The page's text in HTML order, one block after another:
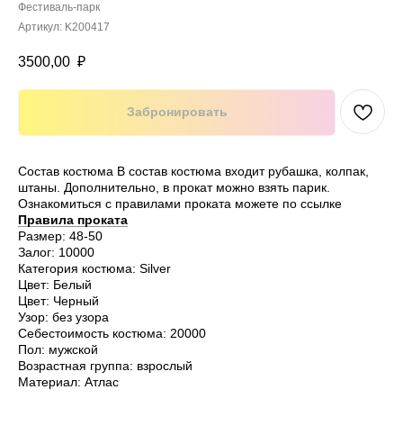
Фестиваль-парк
Артикул: K200417
3500,00 ₽
Забронировать
Состав костюма В состав костюма входит рубашка, колпак,
штаны. Дополнительно, в прокат можно взять парик.
Ознакомиться с правилами проката можете по ссылке
Правила проката
Размер: 48-50
Залог: 10000
Категория костюма: Silver
Цвет: Белый
Цвет: Черный
Узор: без узора
Себестоимость костюма: 20000
Пол: мужской
Возрастная группа: взрослый
Материал: Атлас